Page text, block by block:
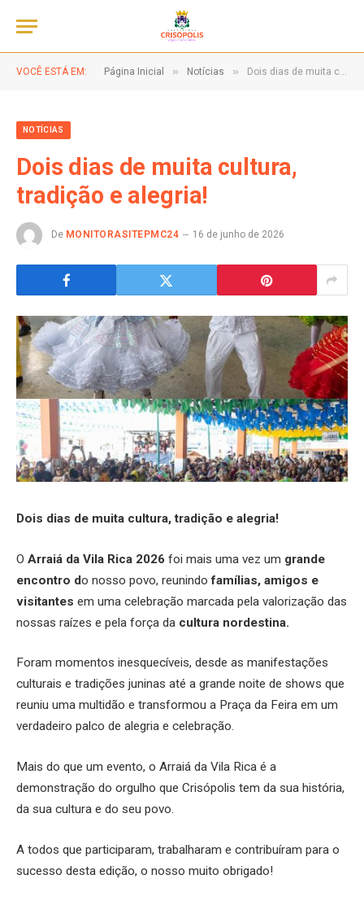
VOCÊ ESTÁ EM: Página Inicial » Notícias » Dois dias de muita cultura, tradição e alegria!
NOTÍCIAS
Dois dias de muita cultura,
tradição e alegria!
De MONITORASITEPMC24 16 de junho de 2026
Dois dias de muita cultura, tradição e alegria!
O Arraiá da Vila Rica 2026 foi mais uma vez um grande
encontro do nosso povo, reunindo famílias, amigos e
visitantes em uma celebração marcada pela valorização das
nossas raízes e pela força da cultura nordestina.
Foram momentos inesquecíveis, desde as manifestações
culturais e tradições juninas até a grande noite de shows que
reuniu uma multidão e transformou a Praça da Feira em um
verdadeiro palco de alegria e celebração.
Mais do que um evento, o Arraiá da Vila Rica é a
demonstração do orgulho que Crisópolis tem da sua história,
da sua cultura e do seu povo.
A todos que participaram, trabalharam e contribuíram para o
sucesso desta edição, o nosso muito obrigado!